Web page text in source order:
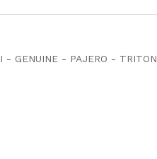
GENUINE - PAJERO - TRITON